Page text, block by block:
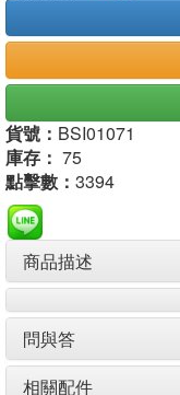
貨號： BSI01071
庫存： 75
點擊數： 3394
商品描述
問與答
相關配件